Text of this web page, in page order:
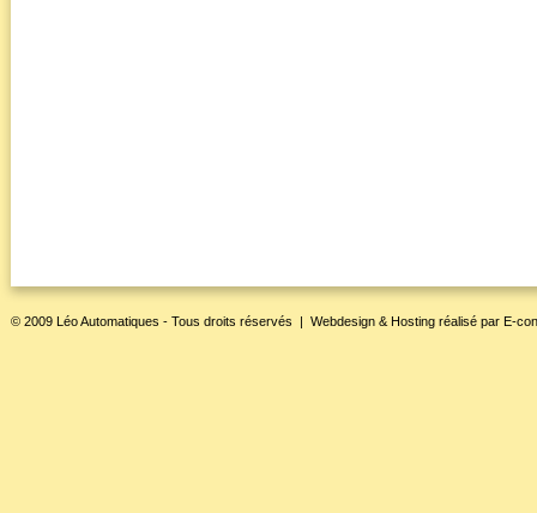
© 2009 Léo Automatiques - Tous droits réservés | Webdesign & Hosting réalisé par E-